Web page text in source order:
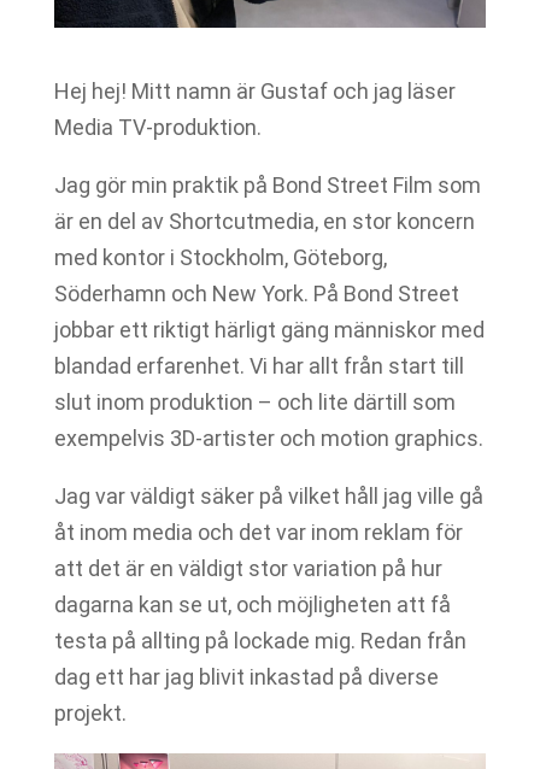
Hej hej! Mitt namn är Gustaf och jag läser
Media TV-produktion.
Jag gör min praktik på Bond Street Film som
är en del av Shortcutmedia, en stor koncern
med kontor i Stockholm, Göteborg,
Söderhamn och New York. På Bond Street
jobbar ett riktigt härligt gäng människor med
blandad erfarenhet. Vi har allt från start till
slut inom produktion – och lite därtill som
exempelvis 3D-artister och motion graphics.
Jag var väldigt säker på vilket håll jag ville gå
åt inom media och det var inom reklam för
att det är en väldigt stor variation på hur
dagarna kan se ut, och möjligheten att få
testa på allting på lockade mig. Redan från
dag ett har jag blivit inkastad på diverse
projekt.